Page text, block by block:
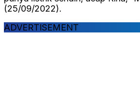
(25/09/2022).
ADVERTISEMENT